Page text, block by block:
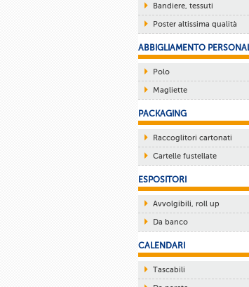
Bandiere, tessuti
Poster altissima qualità
ABBIGLIAMENTO
Polo
Magliette
PACKAGING
Raccoglitori cartonati
Cartelle fustellate
ESPOSITORI
Avvolgibili, roll up
Da banco
CALENDARI
Tascabili